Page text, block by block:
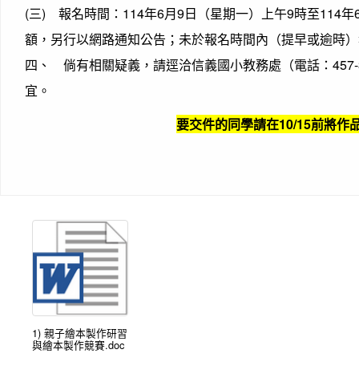
(三) 報名時間：114年6月9日（星期一）上午9時至114
額，另行以網路通知公告；未於報名時間內（提早或逾時
四、 倘有相關疑義，請逕洽信義國小教務處（電話：
宜。
要交件的同學請在10/15前將作
1) 親子繪本製作研習
與繪本製作競賽.doc